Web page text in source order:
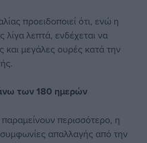
προειδοποιεί ότι, ενώ η
λίγα λεπτά, ενδέχεται να
και μεγάλες ουρές κατά την
άνω των 180 ημερών
περισσότερο, η
απαλλαγής από την